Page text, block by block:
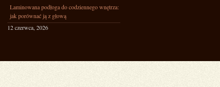
Laminowana podłoga do codziennego wnętrza:
jak porównać ją z głową
12 czerwca, 2026